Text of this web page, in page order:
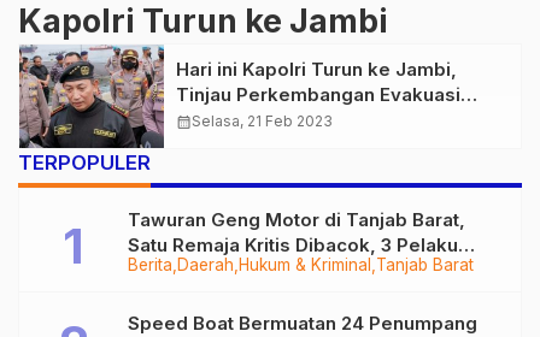
Kapolri Turun ke Jambi
Hari ini Kapolri Turun ke Jambi,
Tinjau Perkembangan Evakuasi
Kapolda Jambi
calendar_monthSelasa, 21 Feb 2023
TERPOPULER
Berita Daerah Hukum & Kriminal Tanjab Barat
Tawuran Geng Motor di Tanjab Barat,
Satu Remaja Kritis Dibacok, 3 Pelaku
Ditangkap
Speed Boat Bermuatan 24 Penumpang